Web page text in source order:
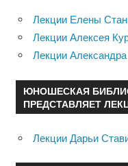
Лекции Елены
Лекции Алексея
Лекции
ЮНОШЕСКАЯ
ПРЕДСТАВЛЯЕТ
Лекции Дарьи